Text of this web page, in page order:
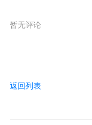
暂无评论
返回列表